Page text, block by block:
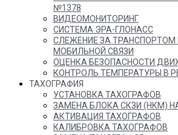
№1378
ВИДЕОМОНИТОРИНГ
СИСТЕМА ЭРА-ГЛОНАСС
СЛЕЖЕНИЕ ЗА ТРАНСПОРТОМ
МОБИЛЬНОЙ СВЯЗИ
ОЦЕНКА БЕЗОПАСНОСТИ
КОНТРОЛЬ ТЕМПЕРАТУРЫ В
ТАХОГРАФИЯ
УСТАНОВКА ТАХОГРАФОВ
ЗАМЕНА БЛОКА СКЗИ (НКМ)
АКТИВАЦИЯ ТАХОГРАФОВ
КАЛИБРОВКА ТАХОГРАФОВ